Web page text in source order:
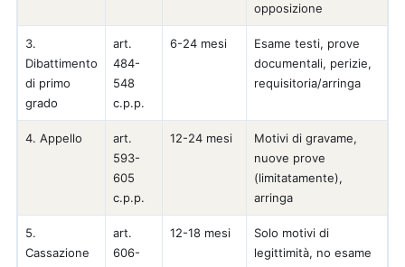
opposizione
3.
Dibattimento
di primo
grado
art.
484-
548
c.p.p.
6-24 mesi
Esame testi, prove
documentali, perizie,
requisitoria/arringa
4. Appello
art.
593-
605
c.p.p.
12-24 mesi
Motivi di gravame,
nuove prove
(limitatamente),
arringa
5.
Cassazione
art.
606-
12-18 mesi
Solo motivi di
legittimità, no esame